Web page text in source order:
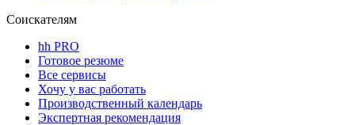
Соискателям
hh PRO
Готовое резюме
Все сервисы
Хочу у вас работать
Производственный календарь
Экспертная рекомендация